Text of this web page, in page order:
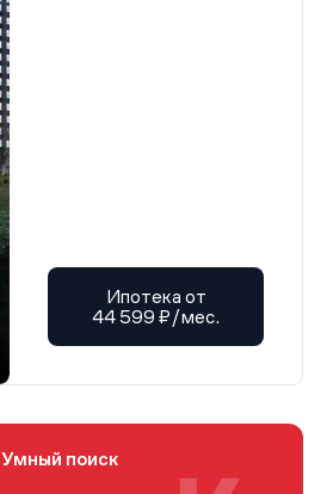
Ипотека от
44 599 ₽/мес.
Умный поиск